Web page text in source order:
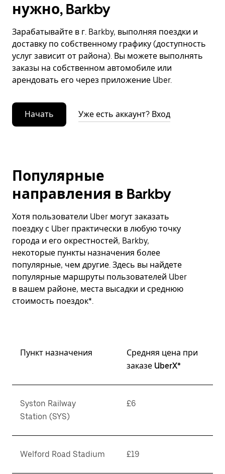
нужно, Barkby
Зарабатывайте в г. Barkby, выполняя поездки и
доставку по собственному графику (доступность
услуг зависит от района). Вы можете выполнять
заказы на собственном автомобиле или
арендовать его через приложение Uber.
Начать Уже есть аккаунт? Вход
Популярные
направления в Barkby
Хотя пользователи Uber могут заказать
поездку с Uber практически в любую точку
города и его окрестностей, Barkby,
некоторые пункты назначения более
популярные, чем другие. Здесь вы найдете
популярные маршруты пользователей Uber
в вашем районе, места высадки и среднюю
стоимость поездок*.
Пункт назначения
Средняя цена при
заказе UberX*
Syston Railway
Station (SYS)
£6
Welford Road Stadium £19